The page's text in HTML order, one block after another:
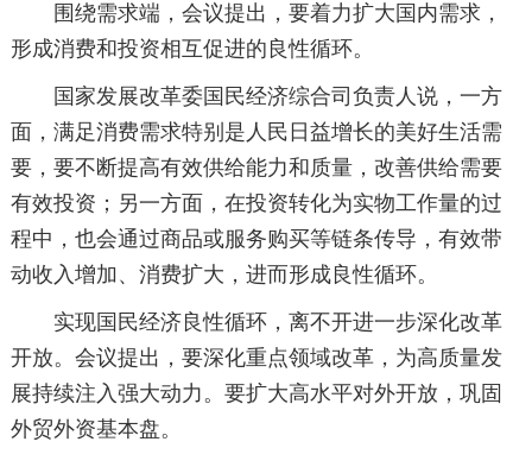
围绕需求端，会议提出，要着力扩大国内需求，
形成消费和投资相互促进的良性循环。
国家发展改革委国民经济综合司负责人说，一方
面，满足消费需求特别是人民日益增长的美好生活需
要，要不断提高有效供给能力和质量，改善供给需要
有效投资；另一方面，在投资转化为实物工作量的过
程中，也会通过商品或服务购买等链条传导，有效带
动收入增加、消费扩大，进而形成良性循环。
实现国民经济良性循环，离不开进一步深化改革
开放。会议提出，要深化重点领域改革，为高质量发
展持续注入强大动力。要扩大高水平对外开放，巩固
外贸外资基本盘。